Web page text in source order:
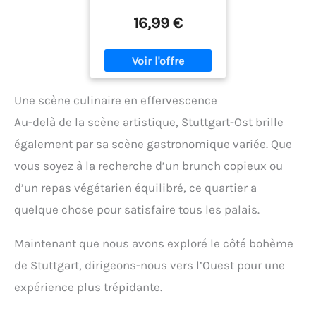
16,99 €
Une scène culinaire en effervescence
Au-delà de la scène artistique, Stuttgart-Ost brille
également par sa scène gastronomique variée. Que
vous soyez à la recherche d’un brunch copieux ou
d’un repas végétarien équilibré, ce quartier a
quelque chose pour satisfaire tous les palais.
Maintenant que nous avons exploré le côté bohème
de Stuttgart, dirigeons-nous vers l’Ouest pour une
expérience plus trépidante.